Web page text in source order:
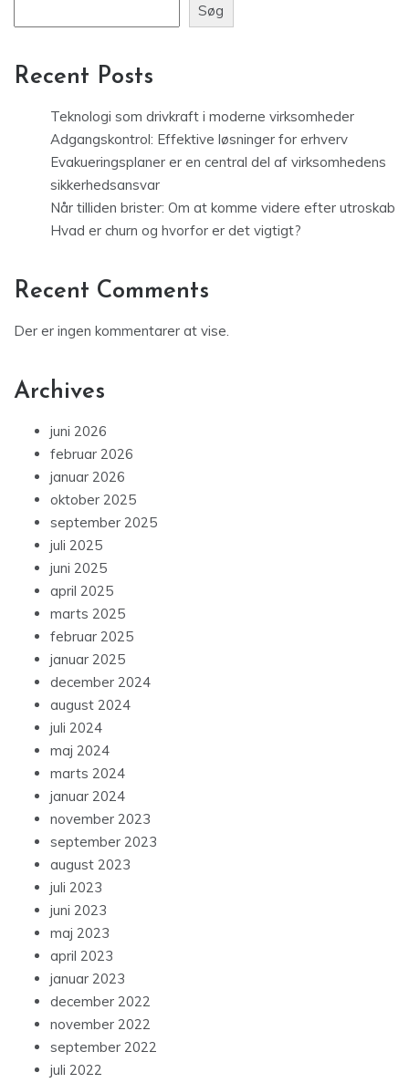
Søg
Recent Posts
Teknologi som drivkraft i moderne virksomheder
Adgangskontrol: Effektive løsninger for erhverv
Evakueringsplaner er en central del af virksomhedens
sikkerhedsansvar
Når tilliden brister: Om at komme videre efter utroskab
Hvad er churn og hvorfor er det vigtigt?
Recent Comments
Der er ingen kommentarer at vise.
Archives
juni 2026
februar 2026
januar 2026
oktober 2025
september 2025
juli 2025
juni 2025
april 2025
marts 2025
februar 2025
januar 2025
december 2024
august 2024
juli 2024
maj 2024
marts 2024
januar 2024
november 2023
september 2023
august 2023
juli 2023
juni 2023
maj 2023
april 2023
januar 2023
december 2022
november 2022
september 2022
juli 2022